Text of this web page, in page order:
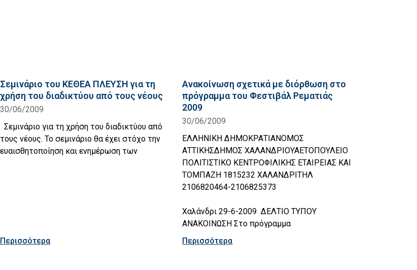
Σεμινάριο του ΚΕΘΕΑ ΠΛΕΥΣΗ για τη
χρήση του διαδικτύου από τους νέους
30/06/2009
Σεμινάριο για τη χρήση του διαδικτύου από
τους νέους. Το σεμινάριο θα έχει στόχο την
ευαισθητοποίηση και ενημέρωση των
Περισσότερα
Ανακοίνωση σχετικά με διόρθωση στο
πρόγραμμα του Φεστιβάλ Ρεματιάς
2009
30/06/2009
ΕΛΛΗΝΙΚΗ ΔΗΜΟΚΡΑΤΙΑΝΟΜΟΣ
ΑΤΤΙΚΗΣΔΗΜΟΣ ΧΑΛΑΝΔΡΙΟΥΑΕΤΟΠΟΥΛΕΙΟ
ΠΟΛΙΤΙΣΤΙΚΟ ΚΕΝΤΡΟΦΙΛΙΚΗΣ ΕΤΑΙΡΕΙΑΣ ΚΑΙ
ΤΟΜΠΑΖΗ 1815232 ΧΑΛΑΝΔΡΙΤΗΛ
2106820464-2106825373
Χαλάνδρι 29-6-2009 ΔΕΛΤΙΟ ΤΥΠΟΥ
ΑΝΑΚΟΙΝΩΣΗ Στο πρόγραμμα
Περισσότερα